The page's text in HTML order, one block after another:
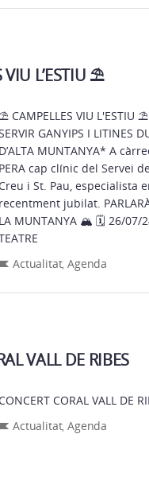
L’ESTIU ⛱
CAMPELLES VIU L'ESTIU ⛱
GANYIPS I LITINES DURANT LES EXCURSIONS
D’ALTA MUNTANYA* A càrrec del Dr. DANIEL CARDONA
PERA cap clínic del Servei
Creu i St. Pau, especialista
recentment
LA MUNTANYA
Actualitat,Agenda
VALL DE RIBES
CONCERT CORAL VALL DE
Actualitat,Agenda